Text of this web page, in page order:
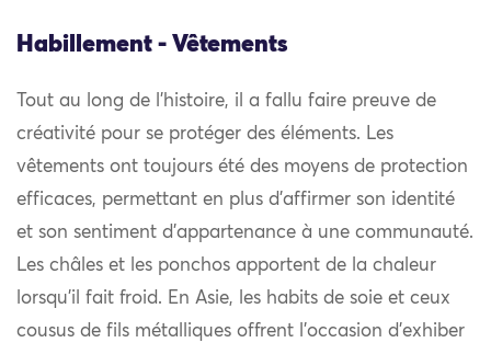
Habillement - Vêtements
Tout au long de l’histoire, il a fallu faire preuve de
créativité pour se protéger des éléments. Les
vêtements ont toujours été des moyens de protection
efficaces, permettant en plus d’affirmer son identité
et son sentiment d’appartenance à une communauté.
Les châles et les ponchos apportent de la chaleur
lorsqu’il fait froid. En Asie, les habits de soie et ceux
cousus de fils métalliques offrent l’occasion d’exhiber